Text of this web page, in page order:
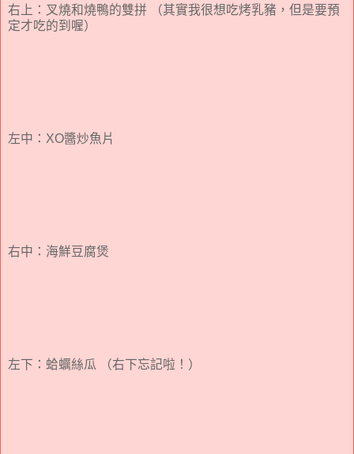
右上：叉燒和燒鴨的雙拼 （其實我很想吃烤乳豬，但是要預
定才吃的到喔）
左中：XO醬炒魚片
右中：海鮮豆腐煲
左下：蛤蠣絲瓜 （右下忘記啦！）